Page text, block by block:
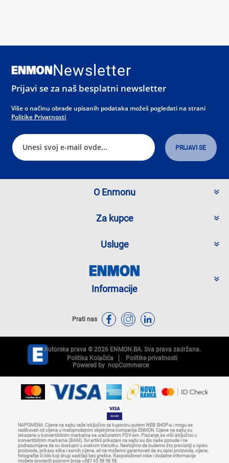
Newsletter
Prijavi se za naš besplatni newsletter
Više o načinu obrade upisanih podataka možeš pogledati na strani
Politike Privatnosti
O Enmonu
Za kupce
Usluge
Informacije
Prati nas
Autorska prava © 2026 ENMON.BA. Sva prava zadržana.
Politika Kolačića
Politike privatnosti
Powered by nopCommerce
NAPOMENA: Cijene na sajtu važe isključivo za kupovinu putem WEB SHOP-a i mogu se
razlikovati od cijena u maloprodajnim objektima kompanije ENMON. Cijene na sajtu su
iskazane u konvertibilnim markama sa uračunatim PDV-om. Plaćanje se vrši isključivo u
konvertibilnim markama (BAM). Svi artikli prikazani na sajtu su dio naše ponude i ne
podrazumijeva da su dostupni u svakom trenutku. Nastojimo da budemo što precizniji u opisu
proizvoda, prikazu slika i samih cijena, ali ne možemo garantovati da su opisi proizvoda, cijene,
fotografije ili bilo koji drugi sadržaji bez greške. Raspoloživost robe i dodatne informacije
možete provjeriti pozivom broja +387 65 58 58 58.